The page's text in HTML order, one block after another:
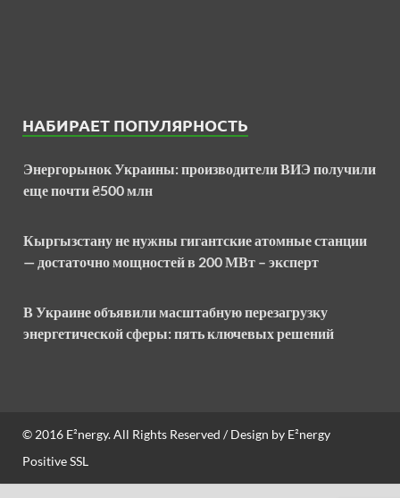
НАБИРАЕТ ПОПУЛЯРНОСТЬ
Энергорынок Украины: производители ВИЭ получили
еще почти ₴500 млн
Кыргызстану не нужны гигантские атомные станции
— достаточно мощностей в 200 МВт – эксперт
В Украине объявили масштабную перезагрузку
энергетической сферы: пять ключевых решений
© 2016 E²nergy. All Rights Reserved / Design by E²nergy
Positive SSL